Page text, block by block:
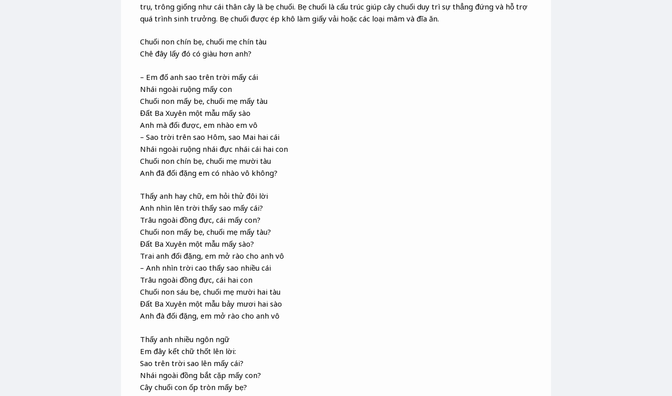
trụ, trông giống như cái thân cây là bẹ chuối. Bẹ chuối là cấu trúc giúp cây chuối duy trì sự thẳng đứng và hỗ trợ
quá trình sinh trưởng. Bẹ chuối được ép khô làm giấy vải hoặc các loại mâm và đĩa ăn.
Chuối non chín bẹ, chuối mẹ chín tàu
Chê đây lấy đó có giàu hơn anh?
– Em đố anh sao trên trời mấy cái
Nhái ngoài ruộng mấy con
Chuối non mấy bẹ, chuối mẹ mấy tàu
Đất Ba Xuyên một mẫu mấy sào
Anh mà đối được, em nhào em vô
– Sao trời trên sao Hôm, sao Mai hai cái
Nhái ngoài ruộng nhái đực nhái cái hai con
Chuối non chín bẹ, chuối mẹ mười tàu
Anh đã đối đặng em có nhào vô không?
Thấy anh hay chữ, em hỏi thử đôi lời
Anh nhìn lên trời thấy sao mấy cái?
Trâu ngoài đồng đực, cái mấy con?
Chuối non mấy bẹ, chuối mẹ mấy tàu?
Đất Ba Xuyên một mẫu mấy sào?
Trai anh đối đặng, em mở rào cho anh vô
– Anh nhìn trời cao thấy sao nhiều cái
Trâu ngoài đồng đực, cái hai con
Chuối non sáu bẹ, chuối mẹ mười hai tàu
Đất Ba Xuyên một mẫu bảy mươi hai sào
Anh đà đối đặng, em mở rào cho anh vô
Thấy anh nhiều ngôn ngữ
Em đây kết chữ thốt lên lời:
Sao trên trời sao lên mấy cái?
Nhái ngoài đồng bắt cặp mấy con?
Cây chuối con ốp tròn mấy bẹ?